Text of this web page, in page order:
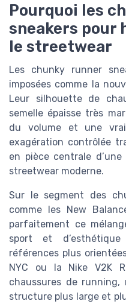
Pourquoi les
sneakers pour
le streetwear
Les chunky runner
imposées comme la
Leur silhouette de
semelle épaisse très
du volume et une
exagération contrôlée
en pièce centrale
streetwear moderne.
Sur le segment des
comme les New
parfaitement ce
sport et
références plus
NYC ou la Nike V2K
chaussures de running,
structure plus large et